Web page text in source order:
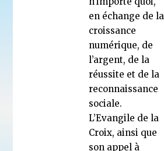
en échange de la
croissance
numérique, de
l’argent, de la
réussite et de la
reconnaissance
sociale.
L’Evangile de la
Croix, ainsi que
son appel à